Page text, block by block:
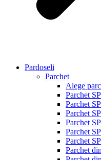
Pardoseli
Parchet
Alege
Parchet
Parchet
Parchet
Parchet
Parchet
Parchet
Parchet